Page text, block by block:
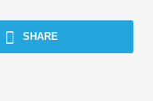
SHARE